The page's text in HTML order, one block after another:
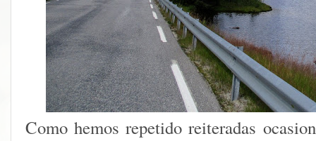
Como hemos repetido reiteradas